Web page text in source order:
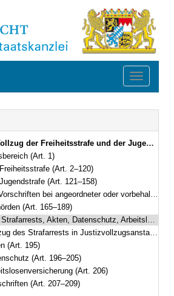
Toggle
(Bayerisches Strafvollzugsgesetz – BayStVollzG) Vom 10. Dezember 2007 (GVBl. S. 866) BayRS 312-2-1-J (Art. 1–209)
(Art. 1)
(Art. 2–120)
(Art. 121–158)
angeordneter oder vorbehaltener Sicherungsverwahrung (Art. 159–164)
(Art. 165–189)
Akten, Datenschutz, Arbeitslosenversicherung (Art. 190–206)
Strafarrests in Justizvollzugsanstalten (Art. 190–194)
(Art. 195)
(Art. 196–205)
(Art. 206)
(Art. 207–209)